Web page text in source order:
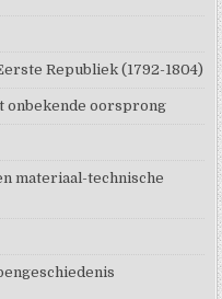
Republiek (1792-1804)
onbekende oorsprong
materiaal-technische